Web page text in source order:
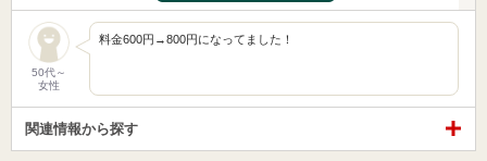
50代～
女性
料金600円→800円になってました！
関連情報から探す